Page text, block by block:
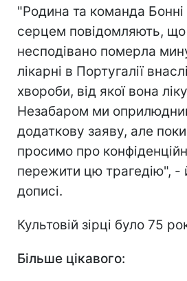
"Родина та команда Бонні
серцем повідомляють, що
несподівано померла
лікарні в Португалії
хвороби, від якої вона
Незабаром ми
додаткову заяву, але
просимо про
пережити цю трагедію", -
дописі.
Культовій зірці було 75
Більше цікавого: